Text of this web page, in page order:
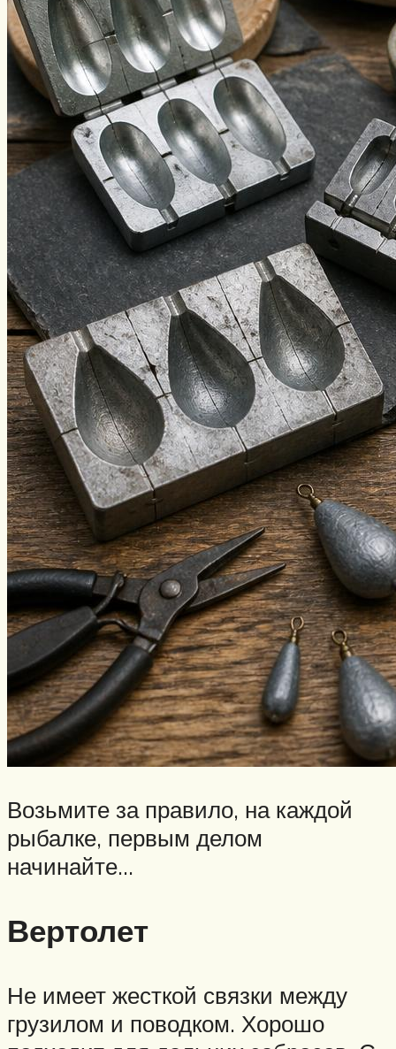
Возьмите за правило, на каждой
рыбалке, первым делом
начинайте…
Вертолет
Не имеет жесткой связки между
грузилом и поводком. Хорошо